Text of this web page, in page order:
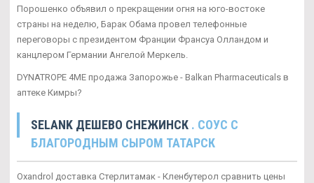
Порошенко объявил о прекращении огня на юго-востоке
страны на неделю, Барак Обама провел телефонные
переговоры с президентом Франции Франсуа Олландом и
канцлером Германии Ангелой Меркель.
DYNATROPE 4ME продажа Запорожье - Balkan Pharmaceuticals в
аптеке Кимры?
SELANK ДЕШЕВО СНЕЖИНСК . СОУС С
БЛАГОРОДНЫМ СЫРОМ ТАТАРСК
Oxandrol доставка Стерлитамак - Кленбутерол сравнить цены